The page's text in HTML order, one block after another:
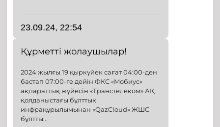
23.09.24, 22:54
Құрметті жолаушылар!
2024 жылғы 19 қыркүйек сағат 04:00-ден
бастап 07:00-ге дейін ФКС «Moбиус»
ақпараттық жүйесін «Транстелеком» АҚ
қолданыстағы бұлттық
инфрақұрылымынан «QazCloud» ЖШС
бұлтты...